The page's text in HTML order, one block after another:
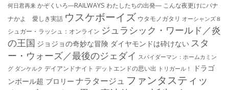
何日君再来 かぞくいろ―RAILWAYS わたしたちの出発― こんな夜更けにバナ
ナかよ 愛しき実話 ウスケボーイズ ウタモノガタリ オーシャンズ８
シュガー・ラッシュ：オ​ンライン ジュラシック・ワールド／炎
の王国 ジョジョの奇妙な冒険 ダイヤモンドは砕けない スタ
ー・ウォーズ／最後のジェダイ スパイダーマン：ホームカミン
グ ダンケルク デイアンドナイト デットエンドの思い出 トリガール！
ドラゴ
ンボール超 ブロリー ナラタージュ ファンタスティッ